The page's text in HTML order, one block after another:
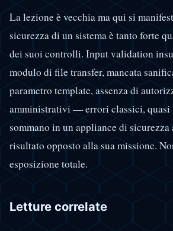
La lezione è vecchia ma qui si
sicurezza di un sistema è tanto forte
dei suoi controlli. Input validation
modulo di file transfer, mancata
parametro template, assenza di
amministrativi — errori classici,
sommano in un appliance di
risultato opposto alla sua missione.
esposizione totale.
Letture correlate